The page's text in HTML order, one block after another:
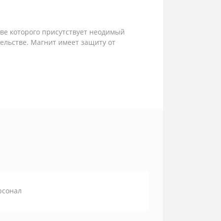
которого присутствует неодимый
Магнит имеет защиту от